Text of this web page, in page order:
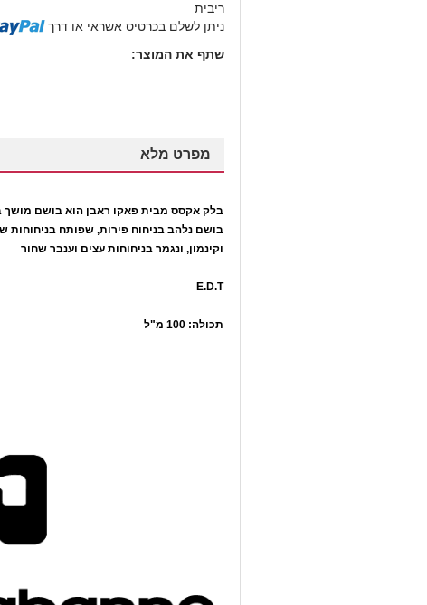
ריבית
ניתן לשלם בכרטיס אשראי או דרך
שתף את המוצר:
מפרט מלא
בלק אקסס מבית פאקו ראבן הוא בושם מושך
בושם נלהב בניחוח פירות, שפותח בניחוחות
וקינמון, ונגמר בניחוחות עצים וענבר שחור
E.D.T
תכולה: 100 מ"ל